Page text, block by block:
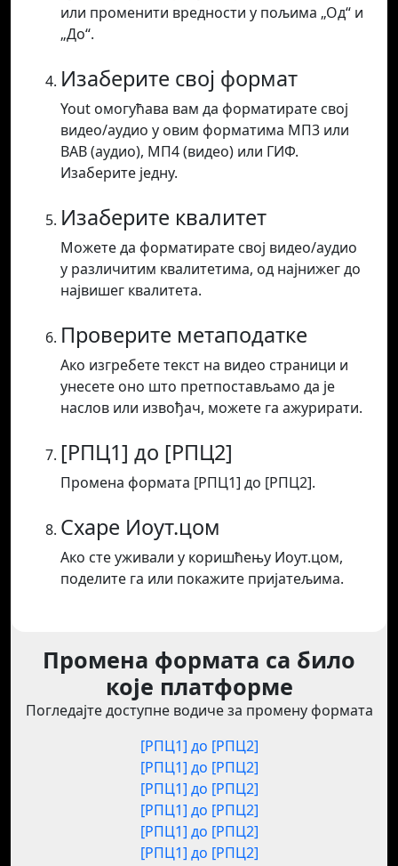
или променити вредности у пољима „Од“ и
„До“.
Изаберите свој формат
Yout омогућава вам да форматирате свој
видео/аудио у овим форматима МП3 или
ВАВ (аудио), МП4 (видео) или ГИФ.
Изаберите једну.
Изаберите квалитет
Можете да форматирате свој видео/аудио
у различитим квалитетима, од најнижег до
највишег квалитета.
Проверите метаподатке
Ако изгребете текст на видео страници и
унесете оно што претпостављамо да је
наслов или извођач, можете га ажурирати.
[РПЦ1] до [РПЦ2]
Промена формата [РПЦ1] до [РПЦ2].
Схаре Иоут.цом
Ако сте уживали у коришћењу Иоут.цом,
поделите га или покажите пријатељима.
Промена формата са било
које платформе
Погледајте доступне водиче за промену формата
[РПЦ1] до [РПЦ2]
[РПЦ1] до [РПЦ2]
[РПЦ1] до [РПЦ2]
[РПЦ1] до [РПЦ2]
[РПЦ1] до [РПЦ2]
[РПЦ1] до [РПЦ2]